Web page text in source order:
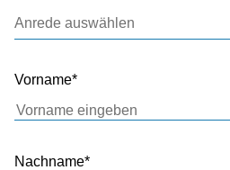
Anrede auswählen
Vorname
Nachname